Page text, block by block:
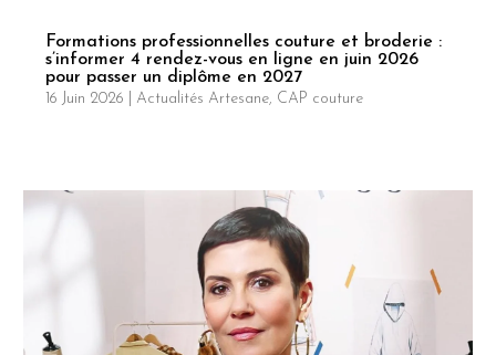
Formations professionnelles couture et broderie :
s’informer 4 rendez-vous en ligne en juin 2026
pour passer un diplôme en 2027
16 Juin 2026 Actualités Artesane, CAP couture